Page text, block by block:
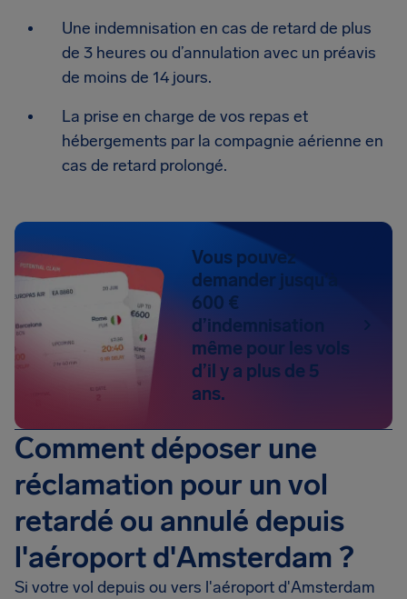
Une indemnisation en cas de retard de plus
de 3 heures ou d’annulation avec un préavis
de moins de 14 jours.
La prise en charge de vos repas et
hébergements par la compagnie aérienne en
cas de retard prolongé.
Vous pouvez
demander jusqu’à
600 €
d’indemnisation
même pour les vols
d’il y a plus de 5
ans.
Comment déposer une
réclamation pour un vol
retardé ou annulé depuis
l'aéroport d'Amsterdam ?
Si votre vol depuis ou vers l'aéroport d'Amsterdam